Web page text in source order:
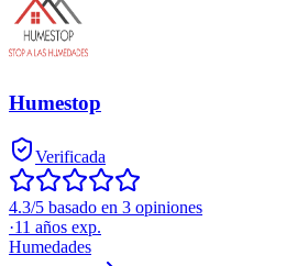
Humestop
Verificada
4.3/5 basado en 3 opiniones
·11 años exp.
Humedades